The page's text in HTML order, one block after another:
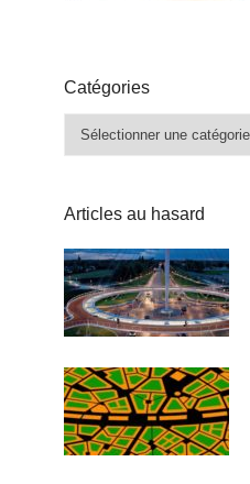
Catégories
Articles au hasard